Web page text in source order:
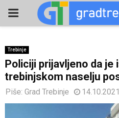
PRIMARY
Trebinje
Policiji prijavljeno da je
trebinjskom naselju
Piše: Grad Trebinje 14.10.2021